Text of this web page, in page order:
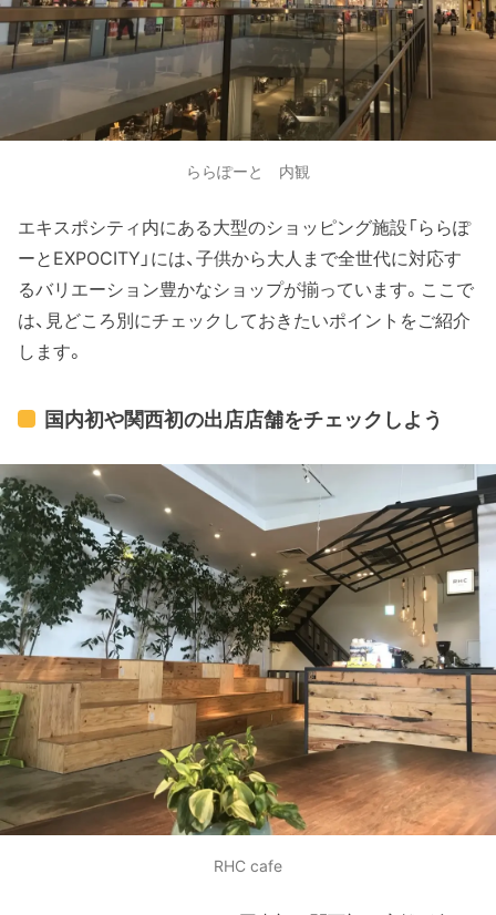
ららぽーと 内観
エキスポシティ内にある大型のショッピング施設「ららぽ
ーとEXPOCITY」には、子供から大人まで全世代に対応す
るバリエーション豊かなショップが揃っています。ここで
は、見どころ別にチェックしておきたいポイントをご紹介
します。
国内初や関西初の出店店舗をチェックしよう
RHC cafe